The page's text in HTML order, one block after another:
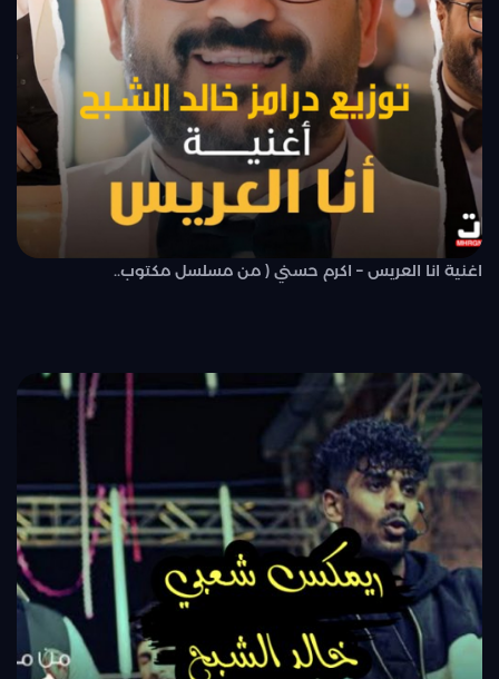
اغنية انا العريس – اكرم حسني ( من مسلسل مكتوب..